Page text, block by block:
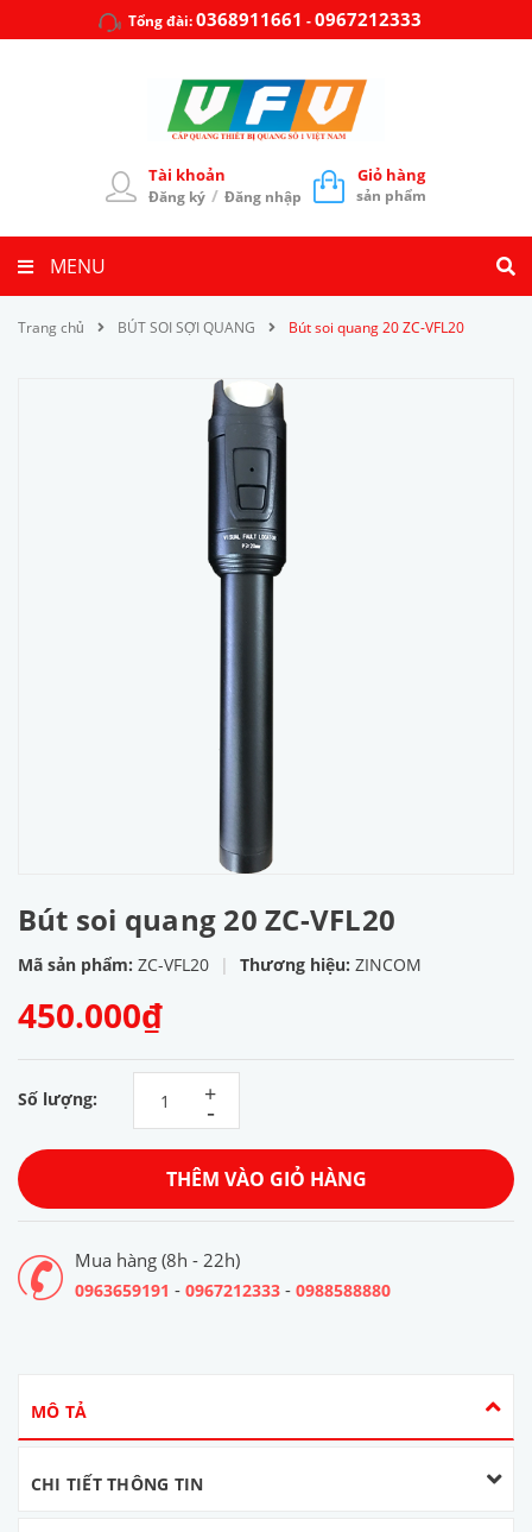
Tổng đài:0368911661 -0967212333
Tài khoản
Đăng ký / Đăng nhập
Giỏ hàng
sản phẩm
MENU
Trang chủ BÚT SOI SỢI QUANG Bút soi quang 20 ZC-VFL20
Bút soi quang 20 ZC-VFL20
Mã sản phẩm: ZC-VFL20 | Thương hiệu: ZINCOM
450.000₫
Số lượng: -
+
THÊM VÀO GIỎ HÀNG
Mua hàng (8h - 22h)
0963659191 - 0967212333 - 0988588880
MÔ TẢ
CHI TIẾT THÔNG TIN